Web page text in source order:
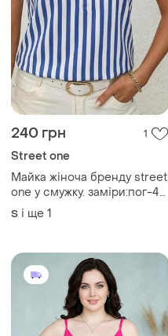
240 грн 1
Street one
Майка жіноча бренду street
one у смужку. заміри:пог-49
см, довжина виробу -64 та
69 см
S і ще 1